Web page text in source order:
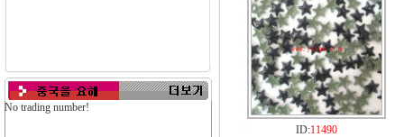
No trading number!
ID:11490